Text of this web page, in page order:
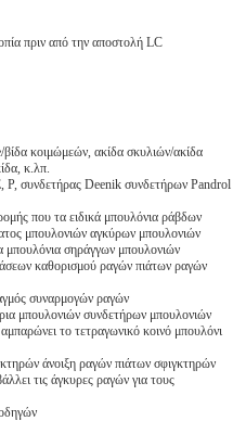
πριν από την αποστολή LC
κοιμώμεών, ακίδα σκυλιών/ακίδα
κ.λπ.
Ρ, συνδετήρας Deenik συνδετήρων Pandrol
που τα ειδικά μπουλόνια ράβδων
μπουλονιών αγκύρων μπουλονιών
σηράγγων μπουλονιών
καθορισμού ραγών πιάτων ραγών
συναρμογών ραγών
μπουλονιών συνδετήρων μπουλονιών
το τετραγωνικό κοινό μπουλόνι
άνοιξη ραγών πιάτων σφιγκτηρών
τις άγκυρες ραγών για τους